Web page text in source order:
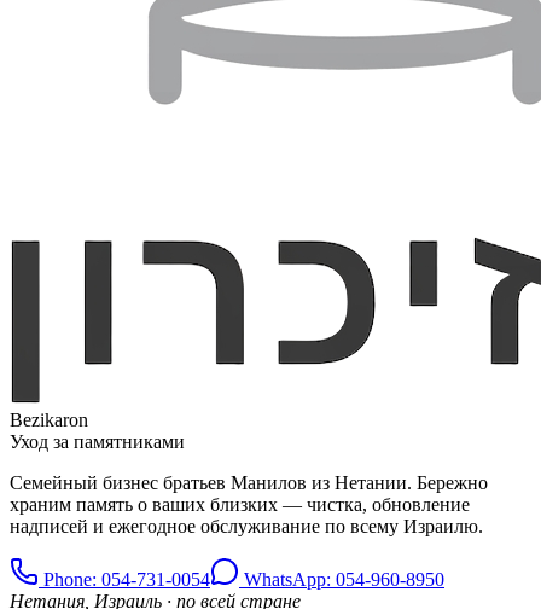
Bezikaron
Уход за памятниками
Семейный бизнес братьев Манилов из Нетании. Бережно
храним память о ваших близких — чистка, обновление
надписей и ежегодное обслуживание по всему Израилю.
Phone: 054-731-0054
WhatsApp: 054-960-8950
Нетания, Израиль · по всей стране